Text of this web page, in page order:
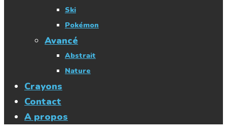
Ski
Pokémon
Avancé
Abstrait
Nature
Crayons
Contact
A propos